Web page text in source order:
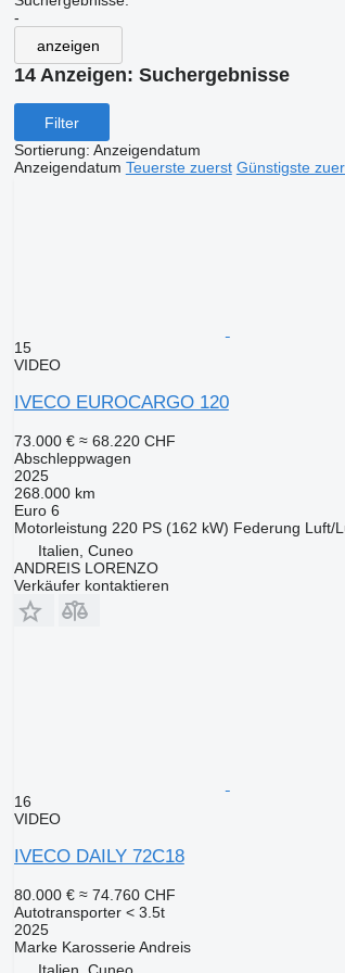
-
anzeigen
14 Anzeigen: Suchergebnisse
Filter
Sortierung: Anzeigendatum
Anzeigendatum Teuerste zuerst Günstigste
15
VIDEO
IVECO EUROCARGO 120
73.000 € ≈ 68.220 CHF
Abschleppwagen
2025
268.000 km
Euro 6
Motorleistung 220 PS (162 kW) Federung Luft/
Italien, Cuneo
ANDREIS LORENZO
Verkäufer kontaktieren
16
VIDEO
IVECO DAILY 72C18
80.000 € ≈ 74.760 CHF
Autotransporter < 3.5t
2025
Marke Karosserie Andreis